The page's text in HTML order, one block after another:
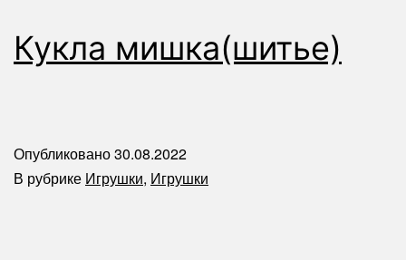
Кукла мишка(шитье)
Опубликовано30.08.2022
В рубрике Игрушки, Игрушки